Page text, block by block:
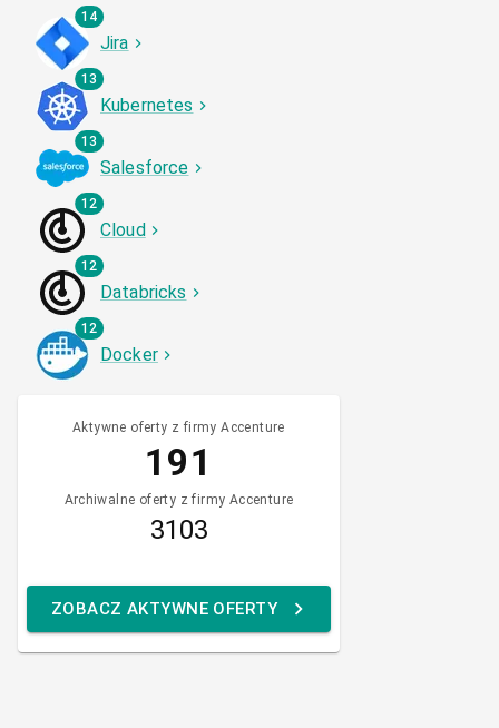
14
Jira
13
Kubernetes
13
Salesforce
12
Cloud
12
Databricks
12
Docker
Aktywne oferty z firmy Accenture
191
Archiwalne oferty z firmy Accenture
3103
ZOBACZ AKTYWNE OFERTY